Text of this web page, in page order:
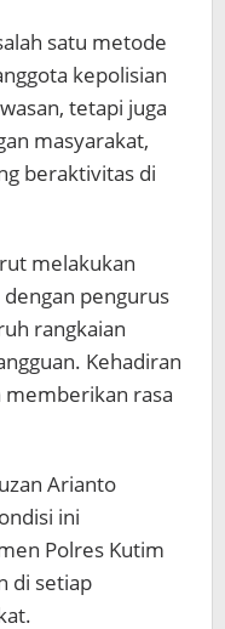
satu metode
kepolisian
tetapi juga
masyarakat,
beraktivitas di
melakukan
pengurus
rangkaian
Kehadiran
rasa
Arianto
ini
Polres Kutim
di setiap